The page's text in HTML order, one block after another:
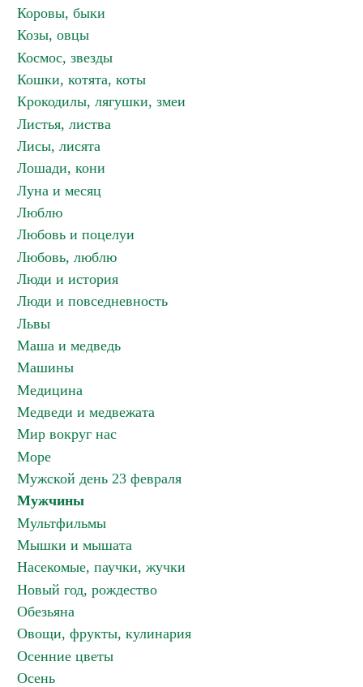
Коровы, быки
Козы, овцы
Космос, звезды
Кошки, котята, коты
Крокодилы, лягушки, змеи
Листья, листва
Лисы, лисята
Лошади, кони
Луна и месяц
Люблю
Любовь и поцелуи
Любовь, люблю
Люди и история
Люди и повседневность
Львы
Маша и медведь
Машины
Медицина
Медведи и медвежата
Мир вокруг нас
Море
Мужской день 23 февраля
Мужчины
Мультфильмы
Мышки и мышата
Насекомые, паучки, жучки
Новый год, рождество
Обезьяна
Овощи, фрукты, кулинария
Осенние цветы
Осень